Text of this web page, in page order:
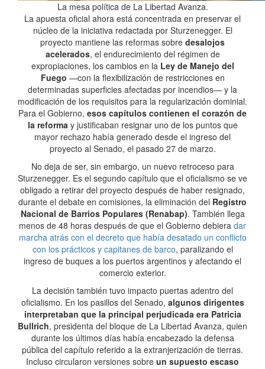
La mesa política de La Libertad Avanza.
La apuesta oficial ahora está concentrada en preservar el
núcleo de la iniciativa redactada por Sturzenegger. El
proyecto mantiene las reformas sobre desalojos
acelerados, el endurecimiento del régimen de
expropiaciones, los cambios en laLey de Manejo del
Fuego —con la flexibilización de restricciones en
determinadas superficies afectadas por incendios— y la
modificación de los requisitos para la regularización dominial.
Para el Gobierno, esos capítulos contienen el corazón de
la reforma y justificaban resignar uno de los puntos que
mayor rechazo había generado desde el ingreso del
proyecto al Senado, el pasado 27 de marzo.
No deja de ser, sin embargo, un nuevo retroceso para
Sturzenegger. Es el segundo capítulo que el oficialismo se ve
obligado a retirar del proyecto después de haber resignado,
durante el debate en comisiones, la eliminación del Registro
Nacional de Barrios Populares (Renabap). También llega
menos de 48 horas después de que el Gobierno debiera dar
marcha atrás con el decreto que había desatado un conflicto
con los prácticos y capitanes de barco, paralizando el
ingreso de buques a los puertos argentinos y afectando el
comercio exterior.
La decisión también tuvo impacto puertas adentro del
oficialismo. En los pasillos del Senado, algunos dirigentes
interpretaban que la principal perjudicada era Patricia
Bullrich, presidenta del bloque de La Libertad Avanza, quien
durante los últimos días había encabezado la defensa
pública del capítulo referido a la extranjerización de tierras.
Incluso circularon versiones sobre un supuesto escaso